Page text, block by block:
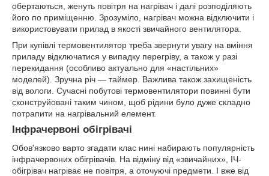
обертаються, женуть повітря на нагрівач і далі розподіляють
його по приміщенню. Зрозуміло, нагрівач можна відключити і
використовувати прилад в якості звичайного вентилятора.
При купівлі термовентилятор треба звернути увагу на вміння
приладу відключатися у випадку перегріву, а також у разі
перекидання (особливо актуально для «настільних»
моделей). Зручна річ — таймер. Важлива також захищеність
від вологи. Сучасні побутові термовентилятори повинні бути
сконструйовані таким чином, щоб рідини було дуже складно
потрапити на нагрівальний елемент.
Інфрачервоні обігрівачі
Обов'язково варто згадати клас нині набирають популярність
інфрачервоних обігрівачів. На відміну від «звичайних», ІЧ-
обігрівач нагріває не повітря, а оточуючі предмети. І вже від